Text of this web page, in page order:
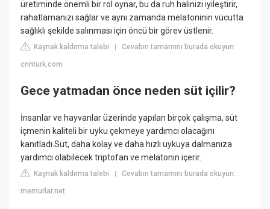
üretiminde önemli bir rol oynar, bu da ruh halinizi iyileştirir,
rahatlamanızı sağlar ve aynı zamanda melatoninin vücutta
sağlıklı şekilde salınması için öncü bir görev üstlenir.
Kaynak kaldırma talebi |Cevabın tamamını burada okuyun:
cnnturk.com
Gece yatmadan önce neden süt içilir?
İnsanlar ve hayvanlar üzerinde yapılan birçok çalışma, süt
içmenin kaliteli bir uyku çekmeye yardımcı olacağını
kanıtladı.Süt, daha kolay ve daha hızlı uykuya dalmanıza
yardımcı olabilecek triptofan ve melatonin içerir.
Kaynak kaldırma talebi |Cevabın tamamını burada okuyun:
memurlar.net